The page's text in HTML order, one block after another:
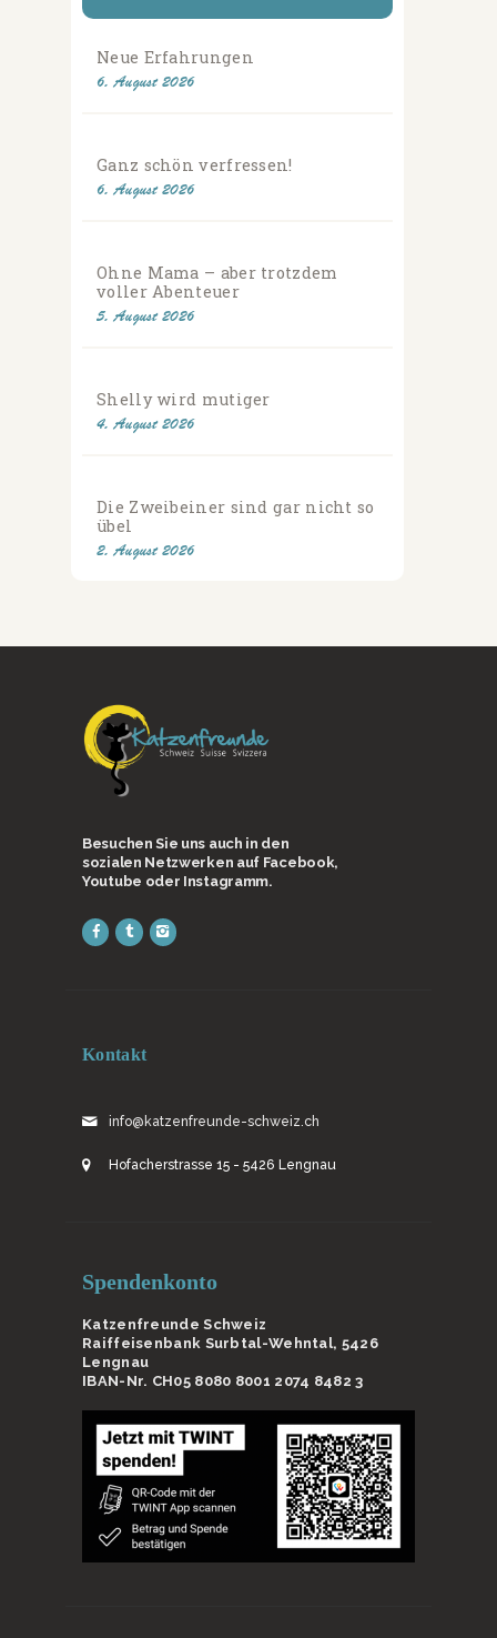
Neue Erfahrungen
6. August 2026
Ganz schön verfressen!
6. August 2026
Ohne Mama – aber trotzdem
voller Abenteuer
5. August 2026
Shelly wird mutiger
4. August 2026
Die Zweibeiner sind gar nicht so
übel
2. August 2026
Besuchen Sie uns auch in den
sozialen Netzwerken auf Facebook,
Youtube oder Instagramm.
Kontakt
info@katzenfreunde-schweiz.ch
Hofacherstrasse 15 - 5426 Lengnau
Spendenkonto
Katzenfreunde Schweiz
Raiffeisenbank Surbtal-Wehntal, 5426
Lengnau
IBAN-Nr. CH05 8080 8001 2074 8482 3